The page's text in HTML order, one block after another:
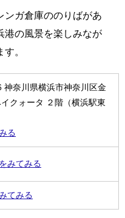
ンガ倉庫ののりばがあ
港の風景を楽しみなが
。
神奈川県横浜市神奈川区金
クォータ ２階（横浜駅東
る
みてみる
てみる